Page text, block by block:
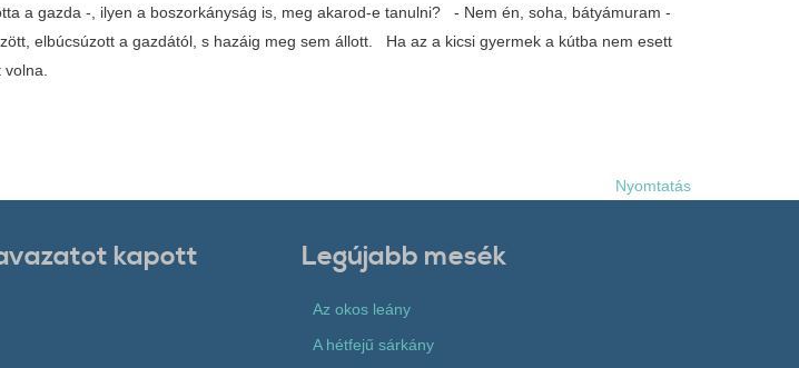
a gazda -, ilyen a boszorkányság is, meg akarod-e tanulni? - Nem én, soha, bátyámuram -
elbúcsúzott a gazdától, s hazáig meg sem állott. Ha az a kicsi gyermek a kútba nem esett
Nyomtatás
kapott
Legújabb mesék
Az okos leány
A hétfejű sárkány